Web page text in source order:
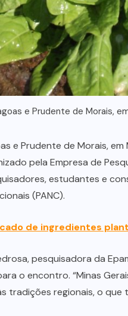
e Prudente de Morais,
e Prudente de Morais,
pela Empresa de
estudantes e
(PANC).
de ingredientes
pesquisadora da
o encontro. “Minas
tradições regionais, o que